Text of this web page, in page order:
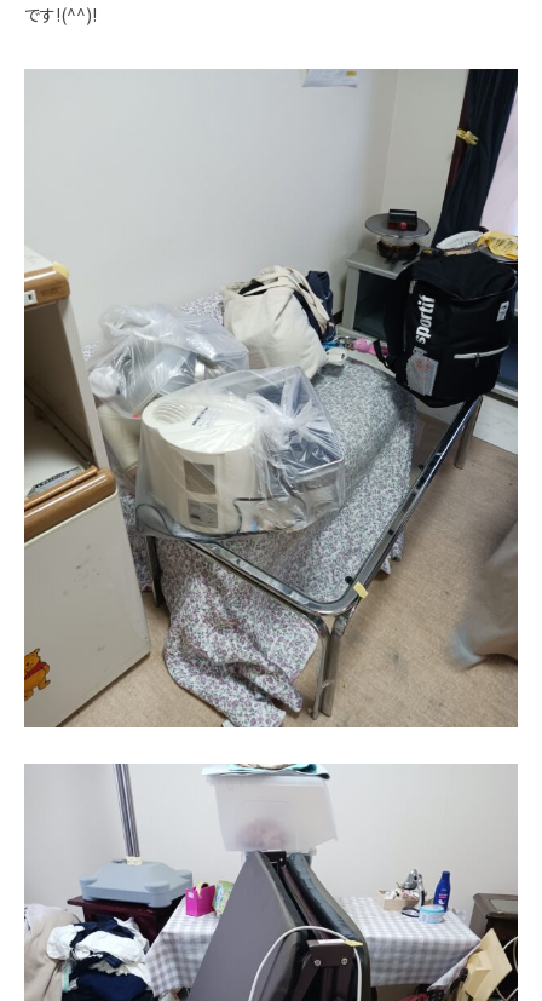
です!(^^)!